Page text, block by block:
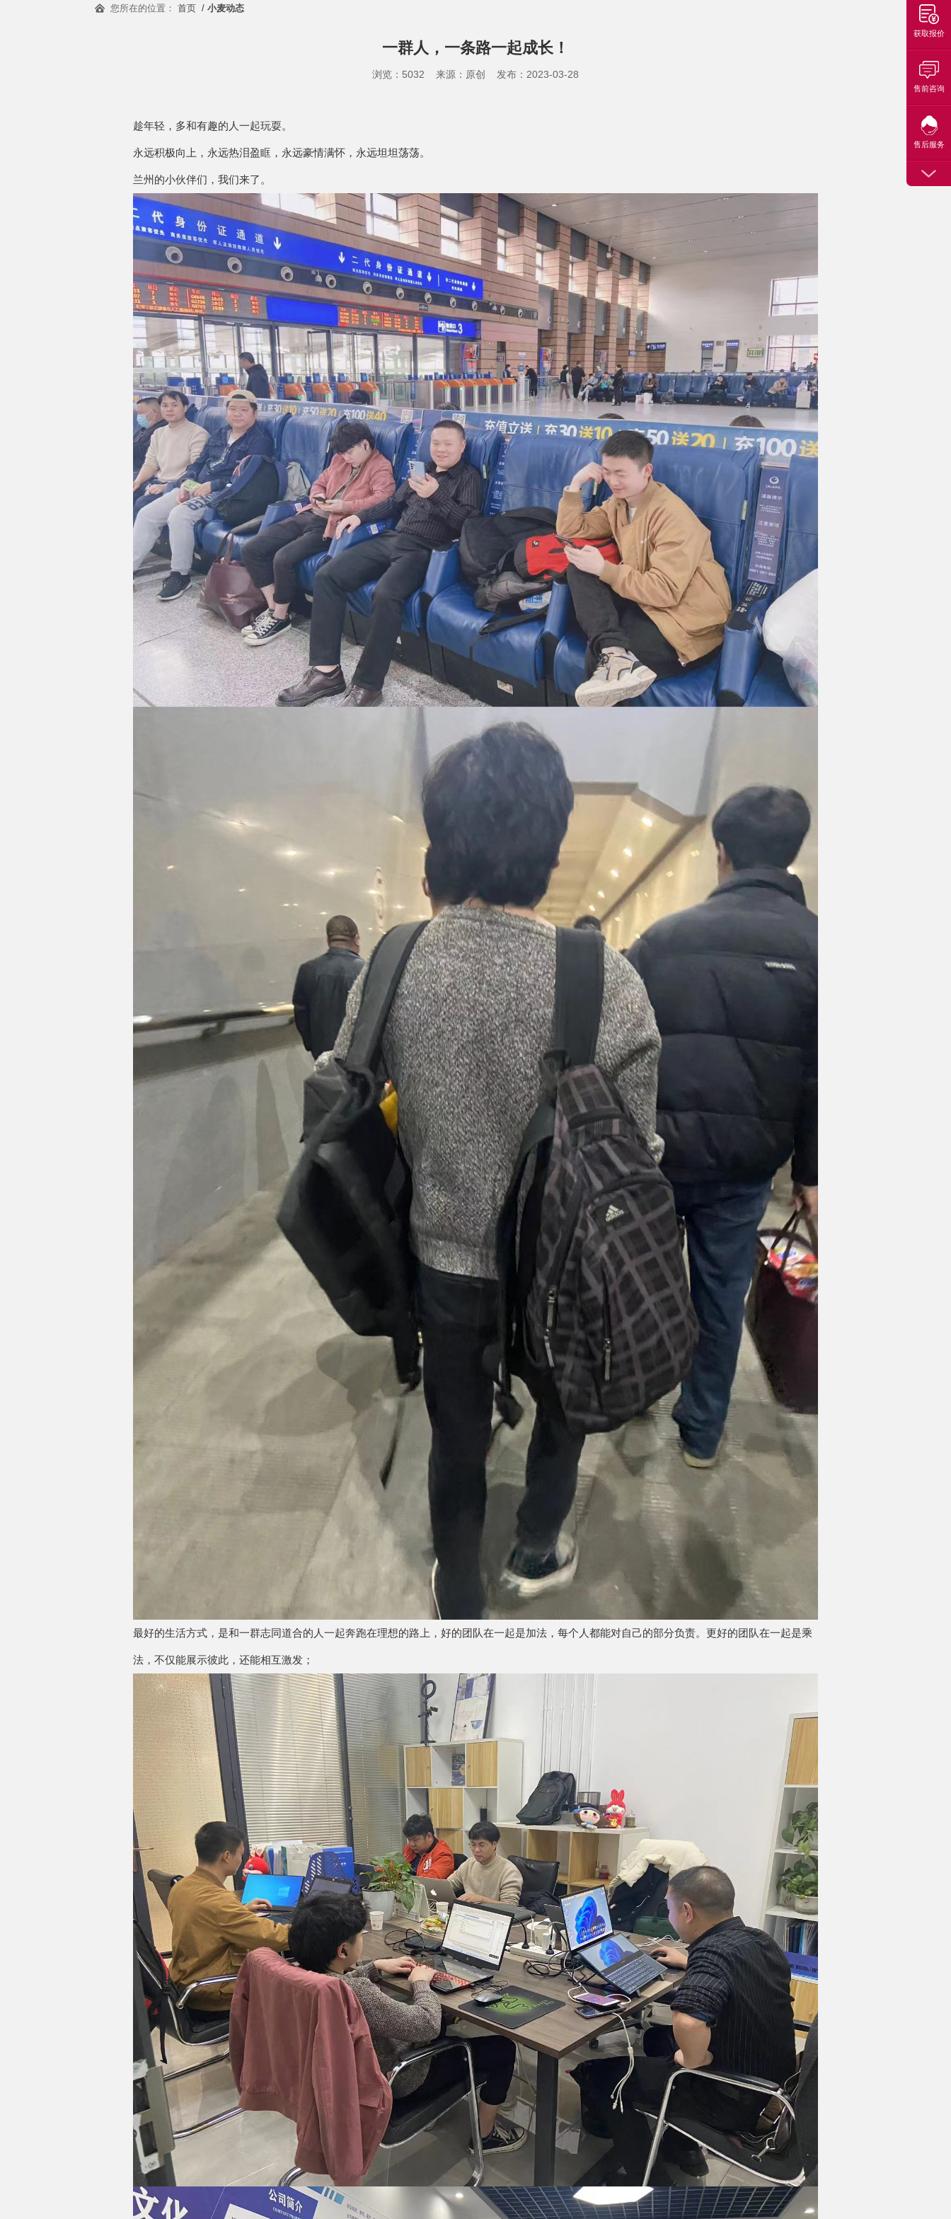
您所在的位置： 首页 /小麦动态
一群人，一条路一起成长！
浏览：5032 来源：原创 发布：2023-03-28
趁年轻，多和有趣的人一起玩耍。
永远积极向上，永远热泪盈眶，永远豪情满怀，永远坦坦荡荡。
兰州的小伙伴们，我们来了。
最好的生活方式，是和一群志同道合的人一起奔跑在理想的路上，好的团队在一起是加法，每个人都能对自己的部分负责。更好的团队在一起是乘
法，不仅能展示彼此，还能相互激发；
获取报价
售前咨询
售后服务